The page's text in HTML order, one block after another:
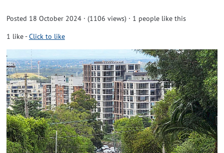
Posted 18 October 2024 · (1106 views) · 1 people like this
1 like-Click to like